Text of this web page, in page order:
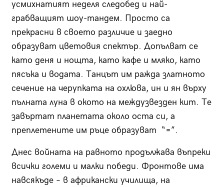
усмихнатият неделя следобед и най-
грабващият шоу-тандем. Просто са
прекрасни в своето различие и заедно
образуват цветовия спектър. Допълват се
като деня и нощта, като кафе и мляко, като
пясъка и водата. Танцът им ражда златното
сечение на черупката на охлюва, ин и ян върху
пълната луна в окото на междузвезден кит. Те
завъртат планетата около оста си, а
преплетените им ръце образуват “=”.
Днес войната на равното продължава въпреки
всички големи и малки победи. Фронтове има
навсякъде – в африкански училища, на